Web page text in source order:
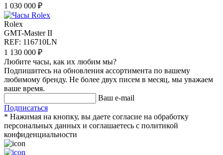
1 030 000 ₽
Rolex
GMT-Master II
REF: 116710LN
1 130 000 ₽
Любите часы, как их любим мы?
Подпишитесь на обновления ассортимента по вашему
любимому бренду. Не более двух писем в месяц, мы уважаем
ваше время.
Ваш e-mail
Подписаться
* Нажимая на кнопку, вы даете согласие на обработку
персональных данных и соглашаетесь c политикой
конфиденциальности